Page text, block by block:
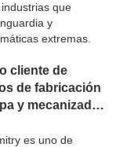
que
y
extremas.
cliente de
de fabricación
y mecanizado
es uno de